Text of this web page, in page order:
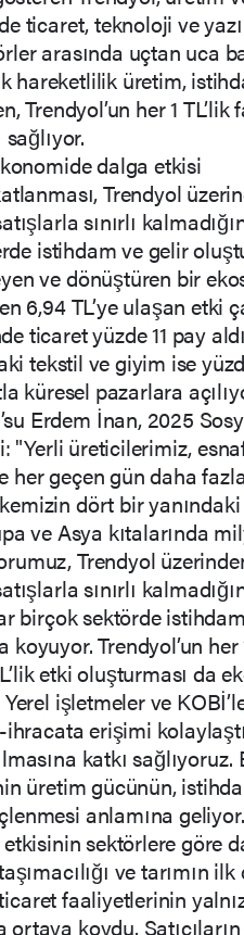
ticaret, teknoloji ve
arasında uçtan uca
hareketlilik üretim,
Trendyol’un her 1
dalga etkisi
Trendyol
sınırlı
istihdam ve gelir
ve dönüştüren bir
6,94 TL’ye ulaşan etki
ticaret yüzde 11 pay
tekstil ve giyim ise
küresel pazarlara
Erdem İnan, 2025
"Yerli üreticilerimiz,
her geçen gün daha
dört bir
ve Asya kıtalarında
Trendyol
sınırlı
birçok sektörde
Trendyol’un her
etki oluşturması da
işletmeler ve
ihracata erişimi
katkı
üretim gücünün,
anlamına
sektörlere göre
ve tarımın
faaliyetlerinin
ortaya koydu.